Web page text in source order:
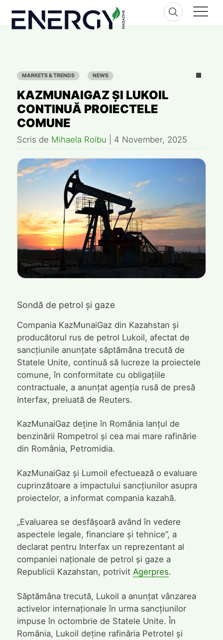
content
MARKETS & TRENDS NEWS
KAZMUNAIGAZ ȘI LUKOIL
CONTINUĂ PROIECTELE
COMUNE
Scris de Mihaela Roibu 4 November, 2025
Sondă de petrol și gaze
Compania KazMunaiGaz din Kazahstan și
producătorul rus de petrol Lukoil, afectat de
sancțiunile anunțate săptămâna trecută de
Statele Unite, continuă să lucreze la proiectele
comune, în conformitate cu obligațiile
contractuale, a anunțat agenția rusă de presă
Interfax, preluată de Reuters.
KazMunaiGaz deține în România lanțul de
benzinării Rompetrol și cea mai mare rafinărie
din România, Petromidia.
KazMunaiGaz și Lumoil efectuează o evaluare
cuprinzătoare a impactului sancțiunilor asupra
proiectelor, a informat compania kazahă.
„Evaluarea se desfășoară având în vedere
aspectele legale, financiare și tehnice”, a
declarat pentru Interfax un reprezentant al
companiei naționale de petrol și gaze a
Republicii Kazahstan, potrivit Agerpres.
Săptămâna trecută, Lukoil a anunțat vânzarea
activelor internaționale în urma sancțiunilor
impuse în octombrie de Statele Unite. În
România, Lukoil deține rafinăria Petrotel și